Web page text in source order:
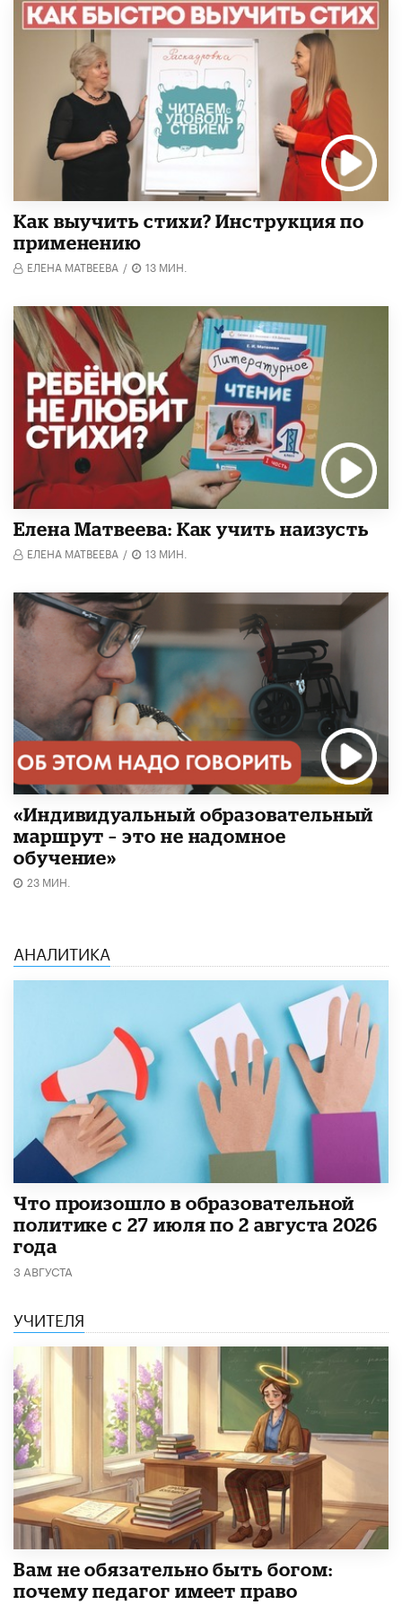
Как выучить стихи? Инструкция по
применению
ЕЛЕНА МАТВЕЕВА / 13 МИН.
Елена Матвеева: Как учить наизусть
ЕЛЕНА МАТВЕЕВА / 13 МИН.
«Индивидуальный образовательный
маршрут – это не надомное
обучение»
23 МИН.
АНАЛИТИКА
​Что произошло в образовательной
политике с 27 июля по 2 августа 2026
года
3 АВГУСТА
УЧИТЕЛЯ
​Вам не обязательно быть богом:
почему педагог имеет право